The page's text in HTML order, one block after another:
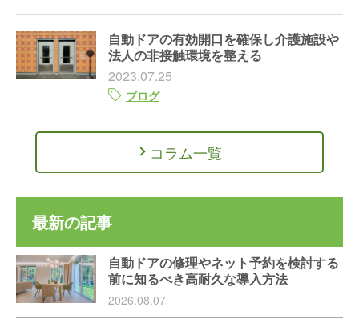
自動ドアの有効開口を確保し介護施設や
法人の非接触環境を整える
2023.07.25
ブログ
コラム一覧
最新の記事
自動ドアの修理やネット予約を検討する
前に知るべき高耐久な導入方法
2026.08.07